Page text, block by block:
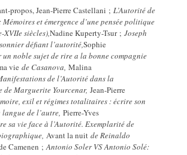
propos, Jean-Pierre Castellani ;L’Autorité de
et émergence d’une pensée politique
XVIIe siècles),Nadine Kuperty-Tsur ;Joseph
défiant l’autorité,Sophie
un noble sujet de rire a la bonne compagnie
vie de Casanova,Malina
de l’Autorité dans la
de Marguerite Yourcenar,Jean-Pierre
exil et régimes totalitaires : écrire son
de l’autre,Pierre-Yves
sa vie face à l’Autorité. Exemplarité de
Avant la nuit de Reinaldo
Camenen ;Antonio Soler VS Antonio Solé: